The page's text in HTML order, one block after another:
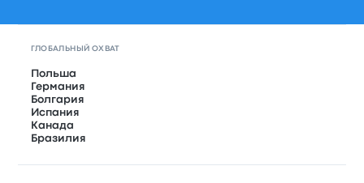
ГЛОБАЛЬНЫЙ ОХВАТ
Польша
Германия
Болгария
Испания
Канада
Бразилия